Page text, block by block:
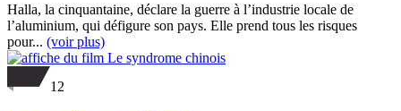
Halla, la cinquantaine, déclare la guerre à l’industrie locale de
l’aluminium, qui défigure son pays. Elle prend tous les risques
pour... (voir plus)
12